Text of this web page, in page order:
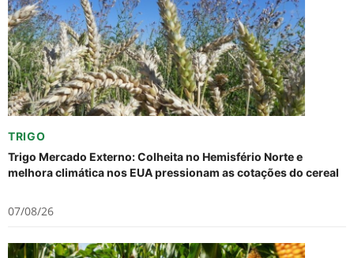
TRIGO
Trigo Mercado Externo: Colheita no Hemisfério Norte e
melhora climática nos EUA pressionam as cotações do cereal
07/08/26